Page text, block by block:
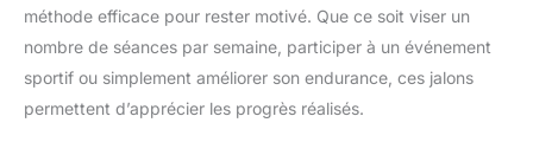
méthode efficace pour rester motivé. Que ce soit viser un
nombre de séances par semaine, participer à un événement
sportif ou simplement améliorer son endurance, ces jalons
permettent d’apprécier les progrès réalisés.